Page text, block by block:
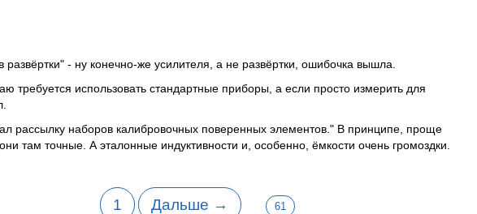
- ну конечно-же усилителя, а не развёртки, ошибочка вышла.
требуется использовать стандартные приборы, а если просто измерить для
рассылку наборов калибровочных поверенных элементов." В принципе, проще
там точные. А эталонные индуктивности и, особенно, ёмкости очень громоздки.
1 Дальше → 61